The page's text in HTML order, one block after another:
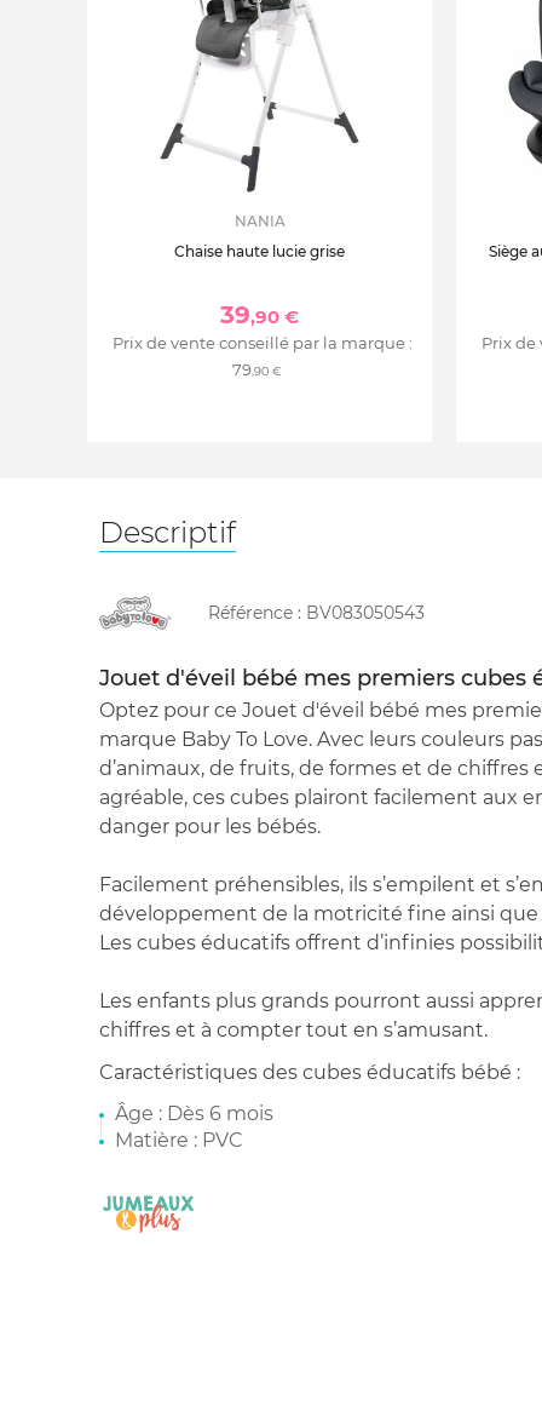
NANIA
Chaise haute lucie grise
39,90 €
Prix de vente conseillé par la marque :
79,90 €
Siège
Prix de
Descriptif
Référence : BV083050543
Jouet d'éveil bébé mes premiers cubes
Optez pour ce Jouet d'éveil bébé mes
marque Baby To Love. Avec leurs couleurs
d’animaux, de fruits, de formes et de chiffres
agréable, ces cubes plairont facilement aux
danger pour les bébés.
Facilement préhensibles, ils s’empilent et
développement de la motricité fine ainsi
Les cubes éducatifs offrent d’infinies
Les enfants plus grands pourront aussi
chiffres et à compter tout en s’amusant.
Caractéristiques des cubes éducatifs bébé :
Âge : Dès 6 mois
Matière : PVC